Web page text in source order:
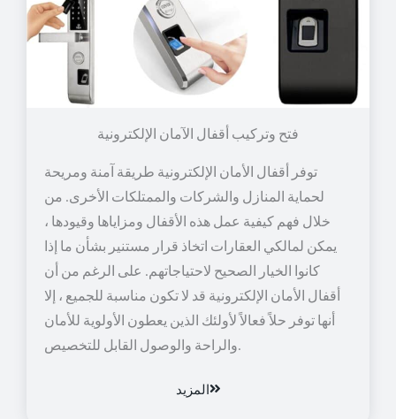
توفر أقفال الأمان الإلكترونية طريقة آمنة ومريحة
لحماية المنازل والشركات والممتلكات الأخرى. من
خلال فهم كيفية عمل هذه الأقفال ومزاياها وقيودها ،
يمكن لمالكي العقارات اتخاذ قرار مستنير بشأن ما إذا
كانوا الخيار الصحيح لاحتياجاتهم. على الرغم من أن
أقفال الأمان الإلكترونية قد لا تكون مناسبة للجميع ، إلا
أنها توفر حلاً فعالاً لأولئك الذين يعطون الأولوية للأمان
والراحة والوصول القابل للتخصيص.
المزيد